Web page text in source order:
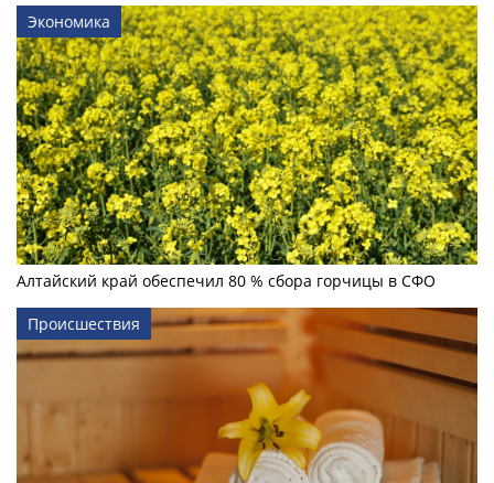
Экономика
Алтайский край обеспечил 80 % сбора горчицы в СФО
Происшествия